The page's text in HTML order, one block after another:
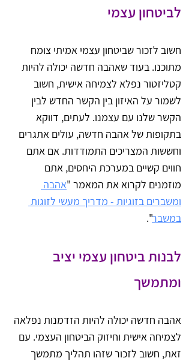
לביטחון עצמי
חשוב לזכור שביטחון עצמי אמיתי צומח
מתוכנו. בעוד שאהבה חדשה יכולה להיות
קטליזטור נפלא לצמיחה אישית, חשוב
לשמור על האיזון בין הקשר החדש לבין
הקשר שלנו עם עצמנו. לעתים, דווקא
בתקופות של אהבה חדשה, עולים אתגרים
וחששות המצריכים התמודדות. אם אתם
חווים קשיים במערכת היחסים, אתם
מוזמנים לקרוא את המאמר "אהבה
ומשברים בזוגיות - מדריך מעשי לזוגות
במשבר".
לבנות ביטחון עצמי יציב
ומתמשך
אהבה חדשה יכולה להיות הזדמנות נפלאה
לצמיחה אישית וחיזוק הביטחון העצמי. עם
זאת, חשוב לזכור שזהו תהליך מתמשך